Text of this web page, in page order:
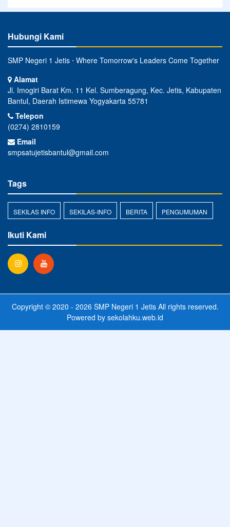
Hubungi Kami
SMP Negeri 1 Jetis ⋅ Where Tomorrow's Leaders Come Together
Alamat
Jl. Imogiri Barat Km. 11 Kel. Sumberagung, Kec. Jetis, Kabupaten
Bantul, Daerah Istimewa Yogyakarta 55781
Telepon
(0274) 2810159
Email
smpsatujetisbantul@gmail.com
Tags
SEKILAS INFO SEKILAS-INFO BERITA PENGUMUMAN
Ikuti Kami
Copyright © 2020 - 2026 SMP Negeri 1 JetisAll rights reserved.
Powered by sekolahku.web.id